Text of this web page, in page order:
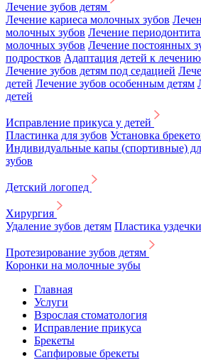
Лечение зубов детям
Лечение кариеса молочных зубов
молочных зубов Лечение
молочных зубов Лечение постоянных
подростков Адаптация детей к
Лечение зубов детям под седацией
детей Лечение зубов особенным детям
детей
Исправление прикуса у детей
Пластинка для зубов Установка
Индивидуальные капы (спортивные)
зубов
Детский логопед
Хирургия
Удаление зубов детям Пластика уздечки
Протезирование зубов детям
Коронки на молочные зубы
Главная
Услуги
Взрослая стоматология
Исправление прикуса
Брекеты
Сапфировые брекеты